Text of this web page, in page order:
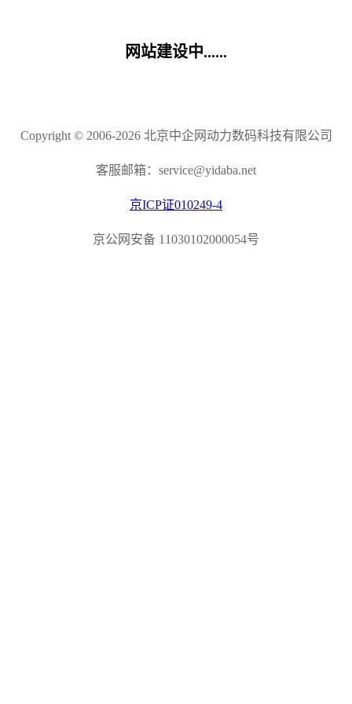
网站建设中......
Copyright © 2006-2026 北京中企网动力数码科技有限公司
客服邮箱：service@yidaba.net
京ICP证010249-4
京公网安备 11030102000054号